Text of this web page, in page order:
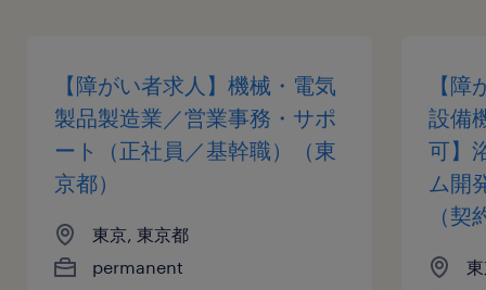
【障がい者求人】機械・電気
製品製造業／営業事務・サポ
ート（正社員／基幹職）（東
京都）
東京, 東京都
permanent
【
設備
可】
ム開
（